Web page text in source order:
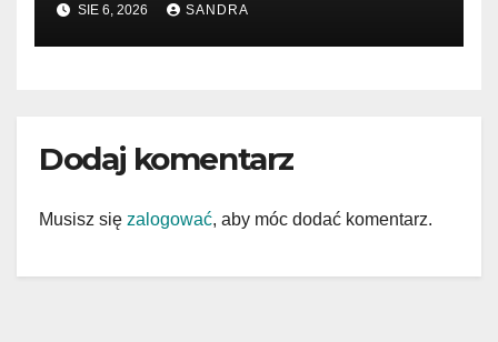
SIE 6, 2026 SANDRA
Dodaj komentarz
Musisz się zalogować, aby móc dodać komentarz.